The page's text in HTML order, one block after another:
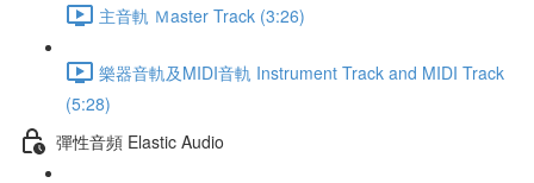
主音軌 Ｍaster Track (3:26)
樂器音軌及MIDI音軌 Instrument Track and MIDI Track
(5:28)
彈性音頻 Elastic Audio